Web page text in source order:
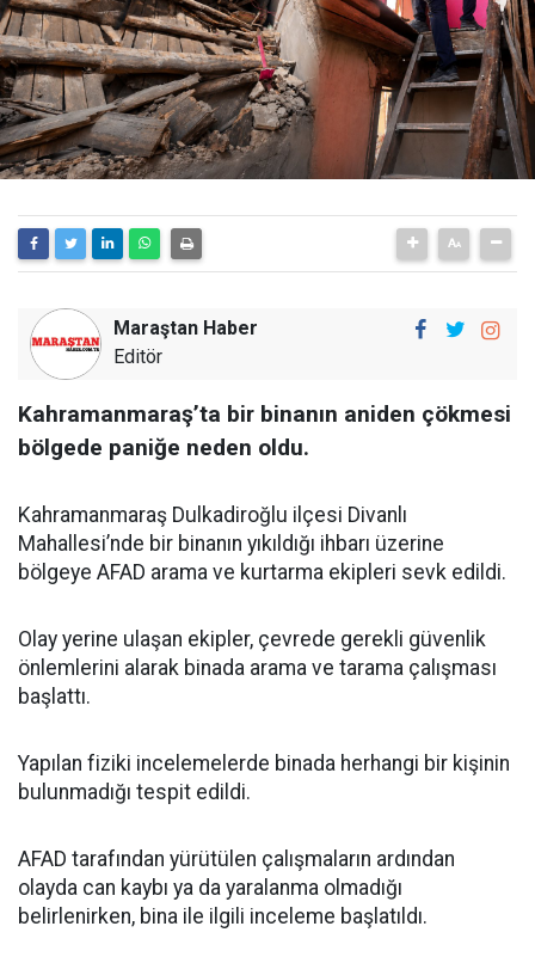
Maraştan Haber
Editör
Kahramanmaraş’ta bir binanın aniden çökmesi
bölgede paniğe neden oldu.
Kahramanmaraş Dulkadiroğlu ilçesi Divanlı
Mahallesi’nde bir binanın yıkıldığı ihbarı üzerine
bölgeye AFAD arama ve kurtarma ekipleri sevk edildi.
Olay yerine ulaşan ekipler, çevrede gerekli güvenlik
önlemlerini alarak binada arama ve tarama çalışması
başlattı.
Yapılan fiziki incelemelerde binada herhangi bir kişinin
bulunmadığı tespit edildi.
AFAD tarafından yürütülen çalışmaların ardından
olayda can kaybı ya da yaralanma olmadığı
belirlenirken, bina ile ilgili inceleme başlatıldı.